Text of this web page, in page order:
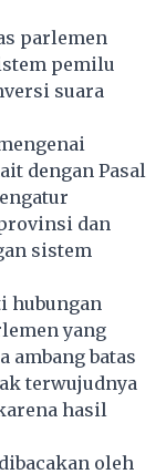
parlemen
pemilu
suara
dengan Pasal
dan
sistem
hubungan
yang
ambang batas
terwujudnya
hasil
oleh